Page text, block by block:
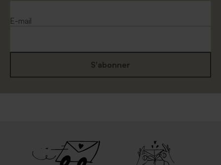
E-mail
S'abonner